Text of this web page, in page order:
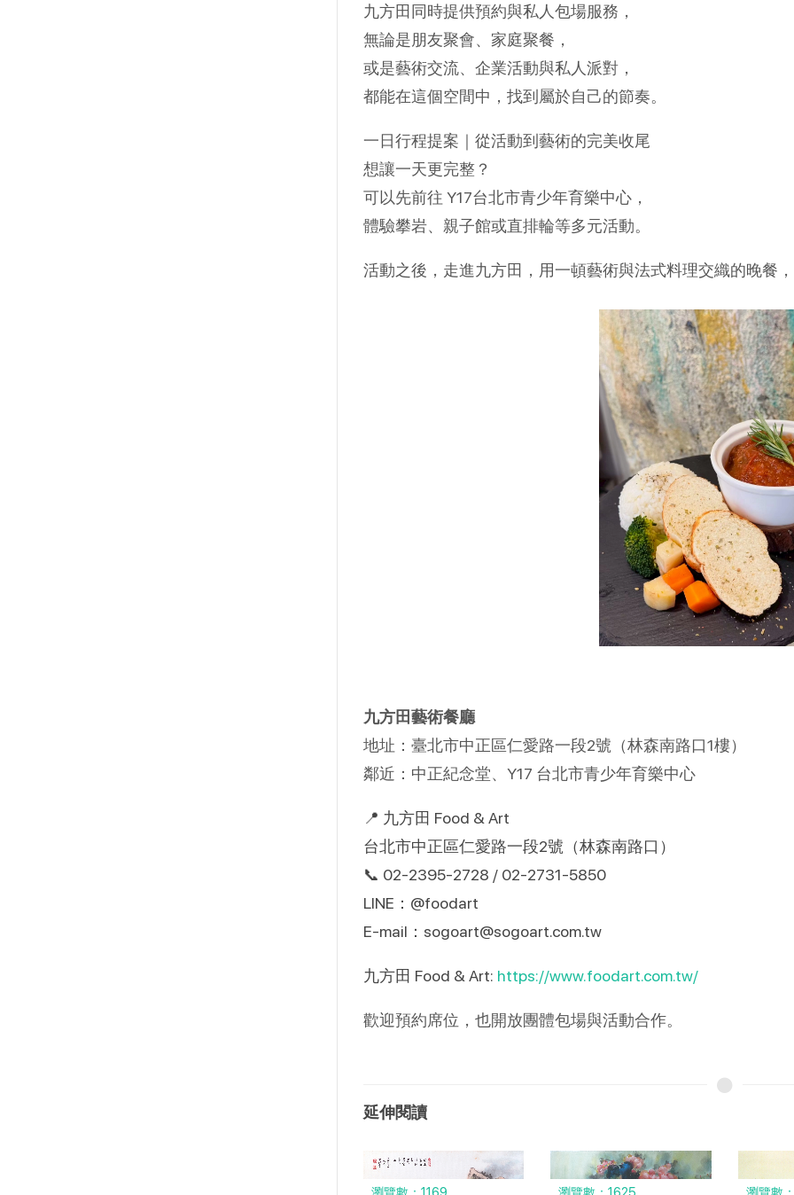
九方田同時提供預約與私人包場服務，
無論是朋友聚會、家庭聚餐，
或是藝術交流、企業活動與私人派對，
都能在這個空間中，找到屬於自己的節奏。
一日行程提案｜從活動到藝術的完美收尾
想讓一天更完整？
可以先前往 Y17台北市青少年育樂中心，
體驗攀岩、親子館或直排輪等多元活動。
活動之後，走進九方田，用一頓藝術與法式料理交織的晚餐
九方田藝術餐廳
地址：臺北市中正區仁愛路一段2號（林森南路口1樓）
鄰近：中正紀念堂、Y17 台北市青少年育樂中心
📍 九方田 Food & Art
台北市中正區仁愛路一段2號（林森南路口）
📞 02-2395-2728 / 02-2731-5850
LINE：@foodart
E-mail：sogoart@sogoart.com.tw
九方田 Food & Art: https://www.foodart.com.tw/
歡迎預約席位，也開放團體包場與活動合作。
延伸閱讀
瀏覽數：1169 瀏覽數：1625 瀏覽數